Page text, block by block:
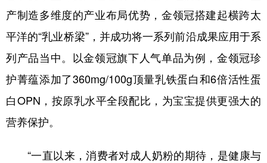
产制造多维度的产业布局优势，金领冠搭建起横跨太
平洋的“乳业桥梁”，并成功将一系列前沿成果应用于系
列产品当中。以金领冠旗下人气单品为例，金领冠珍
护菁蕴添加了360mg/100g顶量乳铁蛋白和6倍活性蛋
白OPN，按原乳水平全段配比，为宝宝提供更强大的
营养保护。
“一直以来，消费者对成人奶粉的期待，是健康与